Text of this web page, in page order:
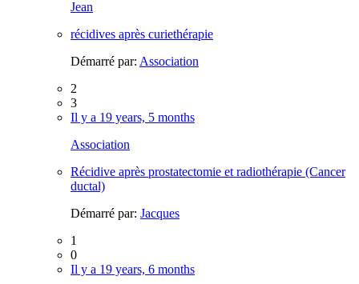
Jean
récidives après curiethérapie
Démarré par: Association
2
3
Il y a 19 years, 5 months
Association
Récidive après prostatectomie et radiothérapie (Cancer
ductal)
Démarré par: Jacques
1
0
Il y a 19 years, 6 months